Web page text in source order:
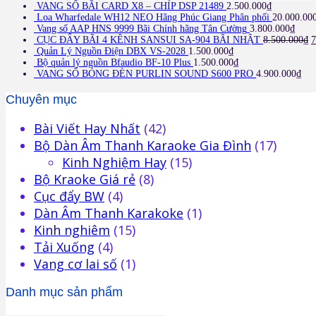
VANG SỐ BÃI CARD X8 – CHÍP DSP 21489 2.500.000₫
Loa Wharfedale WH12 NEO Hãng Phúc Giang Phân phối
Vang số AAP HNS 9999 Bãi Chính hãng Tân Cường 3.800.000₫
CỤC ĐẨY BÃI 4 KÊNH SANSUI SA-904 BÃI NHẬT 8.500.000₫
Quản Lý Nguồn Điện DBX VS-2028 1.500.000₫
Bộ quản lý nguồn Bfaudio BF-10 Plus 1.500.000₫
VANG SỐ BÓNG ĐÈN PURLIN SOUND S600 PRO 4.900.000₫
Chuyên mục
Bài Viết Hay Nhất (42)
Bộ Dàn Âm Thanh Karaoke Gia Đình (17)
Kinh Nghiệm Hay (15)
Bộ Kraoke Giá rẻ (8)
Cục đẩy BW (4)
Dàn Âm Thanh Karakoke (1)
Kinh nghiêm (15)
Tải Xuống (4)
Vang cơ lai số (1)
Danh mục sản phẩm